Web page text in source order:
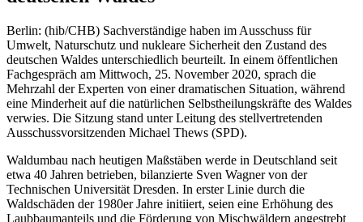
Berlin: (hib/CHB) Sachverständige haben im Ausschuss für
Umwelt, Naturschutz und nukleare Sicherheit den Zustand des
deutschen Waldes unterschiedlich beurteilt. In einem öffentlichen
Fachgespräch am Mittwoch, 25. November 2020, sprach die
Mehrzahl der Experten von einer dramatischen Situation, während
eine Minderheit auf die natürlichen Selbstheilungskräfte des Waldes
verwies. Die Sitzung stand unter Leitung des stellvertretenden
Ausschussvorsitzenden Michael Thews (SPD).
Waldumbau nach heutigen Maßstäben werde in Deutschland seit
etwa 40 Jahren betrieben, bilanzierte Sven Wagner von der
Technischen Universität Dresden. In erster Linie durch die
Waldschäden der 1980er Jahre initiiert, seien eine Erhöhung des
Laubbaumanteils und die Förderung von Mischwäldern angestrebt